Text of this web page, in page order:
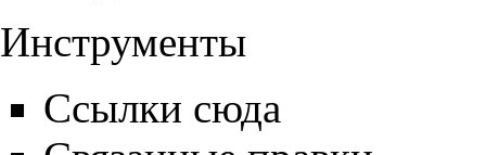
Инструменты
Ссылки сюда